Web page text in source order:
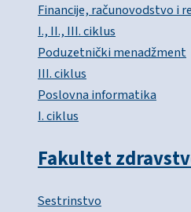
Financije, računovodstvo i
I., II., III. ciklus
Poduzetnički menadžment
III. ciklus
Poslovna informatika
I. ciklus
Fakultet
Sestrinstvo